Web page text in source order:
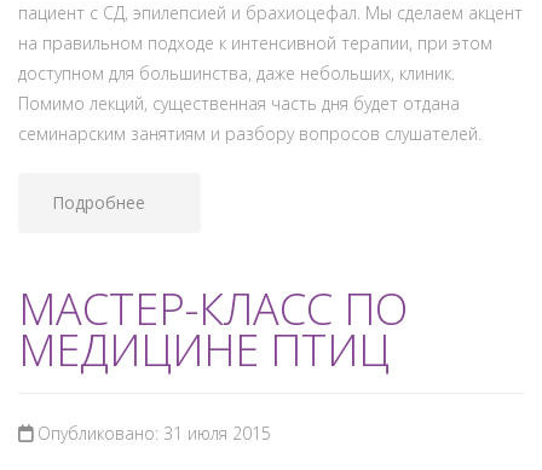
пациент с СД, эпилепсией и брахиоцефал. Мы сделаем акцент
на правильном подходе к интенсивной терапии, при этом
доступном для большинства, даже небольших, клиник.
Помимо лекций, существенная часть дня будет отдана
семинарским занятиям и разбору вопросов слушателей.
Подробнее
МАСТЕР-КЛАСС ПО
МЕДИЦИНЕ ПТИЦ
Опубликовано: 31 июля 2015